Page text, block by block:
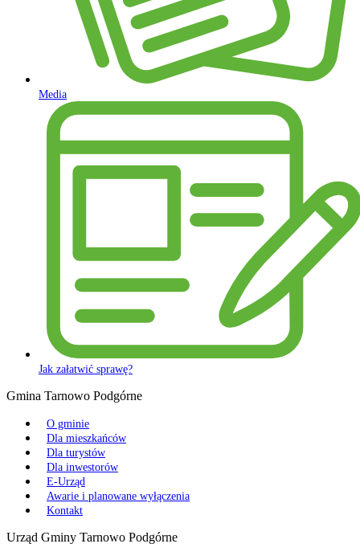
Media
Jak załatwić sprawę?
Gmina Tarnowo Podgórne
O gminie
Dla mieszkańców
Dla turystów
Dla inwestorów
E-Urząd
Awarie i planowane wyłączenia
Kontakt
Urząd Gminy Tarnowo Podgórne